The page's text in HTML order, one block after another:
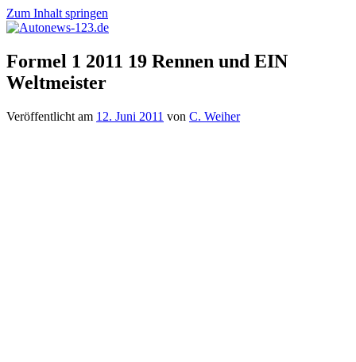
Zum Inhalt springen
Autonews-
123.de
Autonews
mit
Charme
Formel 1 2011 19 Rennen und EIN
Weltmeister
Veröffentlicht am 12. Juni 2011 von C. Weiher